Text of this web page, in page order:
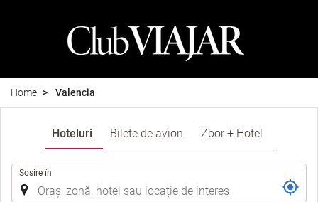
Home Valencia
Hoteluri Bilete de avion Zbor + Hotel
Sosire în